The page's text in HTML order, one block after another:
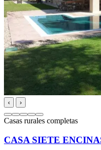
‹ ›
Casas rurales completas
CASA SIETE